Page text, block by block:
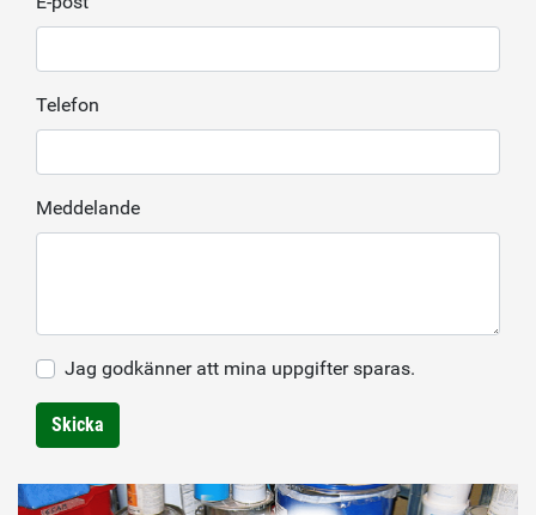
Telefon
Meddelande
Jag godkänner att mina uppgifter sparas.
Skicka